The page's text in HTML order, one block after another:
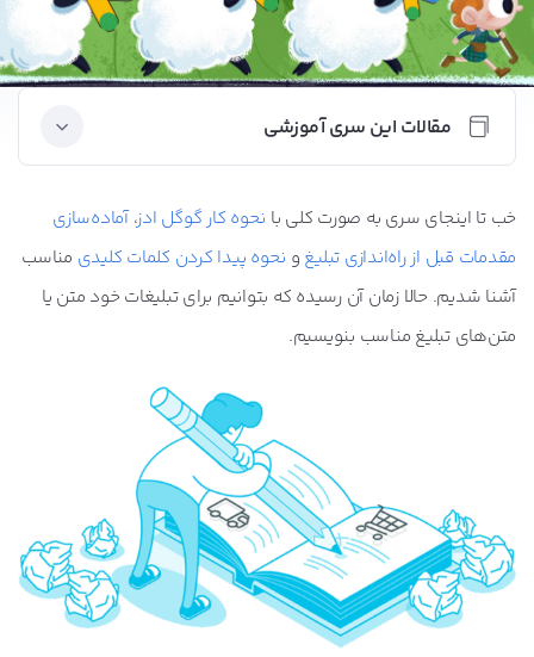
مقالات این سری آموزشی
انواع کلمات کلیدی در گوگل ادز + راهنمای انتخاب
بهترین‌ها
مهم‌ترین و پرکاربردترین مفاهیم و اصطلاحات گوگل ادز
با تنظیمات اصولی گوگل ادز، مخاطب را دقیق‌تر هدف‌
نرخ تبدیل گوگل ادز چیست؟ کدام کلمات کلیدی بیشتر
می‌فروشند؟
هرچه برای بهینه‌سازی تبلیغات در گوگل و فروش چند
برابری نیاز دارید!
خب تا اینجای سری به صورت کلی با نحوه کار گوگل ادز،آماده‌سازی
مقدمات قبل از راه‌اندازی تبلیغ و نحوه پیدا کردن کلمات کلیدی مناسب
آشنا شدیم. حالا زمان آن رسیده که بتوانیم برای تبلیغات خود متن یا
متن‌های تبلیغ مناسب بنویسیم.